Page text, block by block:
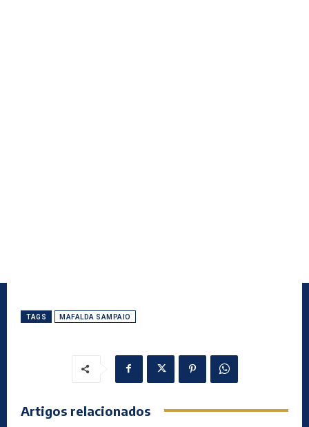
TAGS MAFALDA SAMPAIO
Artigos relacionados